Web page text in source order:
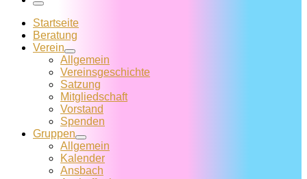
Menü
Startseite
Beratung
Verein
Allgemein
Vereins­geschichte
Satzung
Mitglied­schaft
Vorstand
Spenden
Gruppen
Allgemein
Kalender
Ansbach